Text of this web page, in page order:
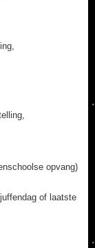
opvang)
of laatste